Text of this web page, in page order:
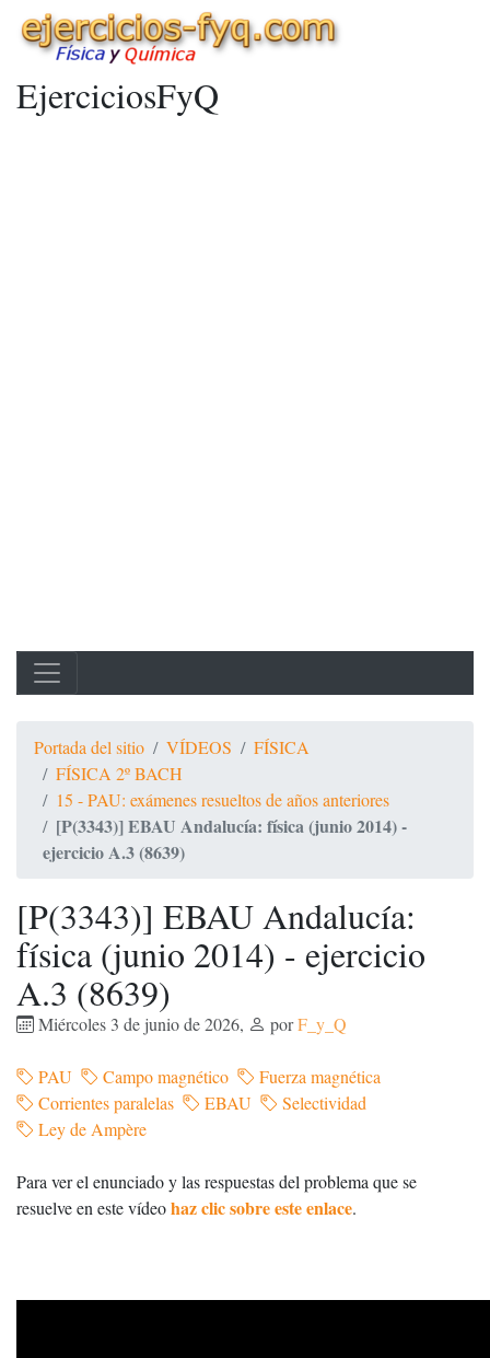
EjerciciosFyQ
Portada del sitio VÍDEOS
FÍSICA
FÍSICA 2º BACH
15 - PAU: exámenes resueltos de años anteriores
[P(3343)] EBAU Andalucía: física (junio 2014) -
ejercicio A.3 (8639)
[P(3343)] EBAU Andalucía:
física (junio 2014) - ejercicio
A.3 (8639)
Miércoles 3 de junio de 2026, porF_y_Q
PAU Campo magnético
Fuerza magnética
Corrientes paralelas
EBAU
Selectividad
Ley de Ampère
Para ver el enunciado y las respuestas del problema que se
resuelve en este vídeohaz clic sobre este enlace.